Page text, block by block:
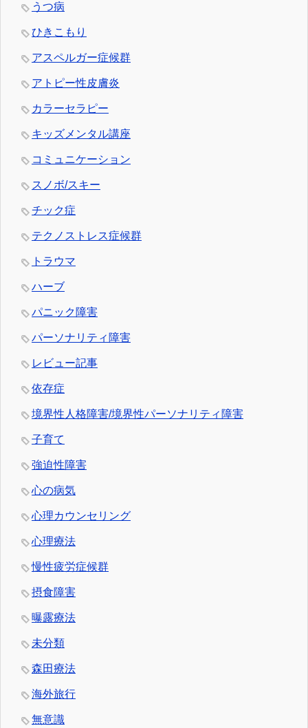
うつ病
ひきこもり
アスペルガー症候群
アトピー性皮膚炎
カラーセラピー
キッズメンタル講座
コミュニケーション
スノボ/スキー
チック症
テクノストレス症候群
トラウマ
ハーブ
パニック障害
パーソナリティ障害
レビュー記事
依存症
境界性人格障害/境界性パーソナリティ障害
子育て
強迫性障害
心の病気
心理カウンセリング
心理療法
慢性疲労症候群
摂食障害
曝露療法
未分類
森田療法
海外旅行
無意識